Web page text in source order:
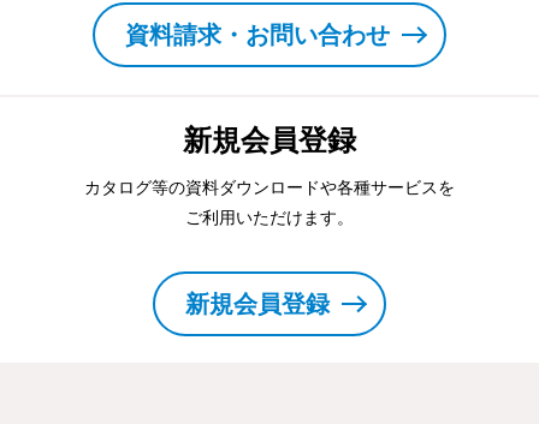
資料請求・お問い合わせ
新規会員登録
カタログ等の資料ダウンロードや各種サービスを
ご利用いただけます。
新規会員登録